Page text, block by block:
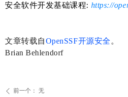
安全软件开发基础课程: https://
文章转载自OpenSSF开源安全
Brian Behlendorf
ꄴ 前一个： 无